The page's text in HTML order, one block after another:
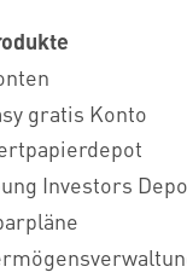
gratis Konto
Investors